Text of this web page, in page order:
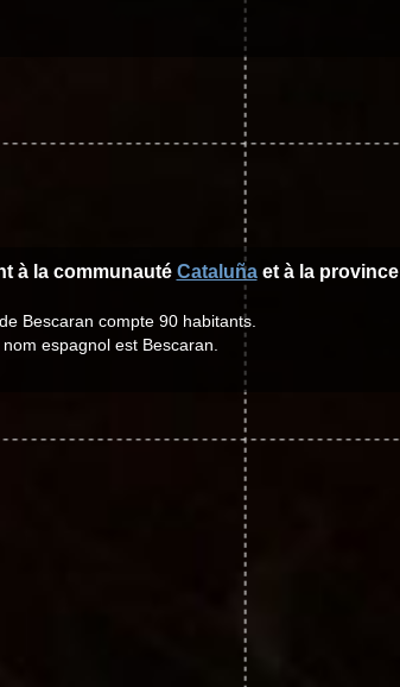
à la communauté Cataluñaet à la province
Bescaran compte 90 habitants.
nom espagnol est Bescaran.